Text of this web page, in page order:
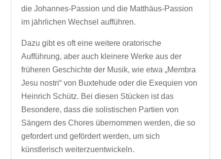
die Johannes-Passion und die Matthäus-Passion
im jährlichen Wechsel aufführen.
Dazu gibt es oft eine weitere oratorische
Aufführung, aber auch kleinere Werke aus der
früheren Geschichte der Musik, wie etwa „Membra
Jesu nostri“ von Buxtehude oder die Exequien von
Heinrich Schütz. Bei diesen Stücken ist das
Besondere, dass die solistischen Partien von
Sängern des Chores übernommen werden, die so
gefordert und gefördert werden, um sich
künstlerisch weiterzuentwickeln.